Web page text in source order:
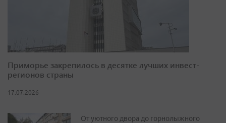
Приморье закрепилось в десятке лучших инвест-
регионов страны
17.07.2026
От уютного двора до горнолыжного